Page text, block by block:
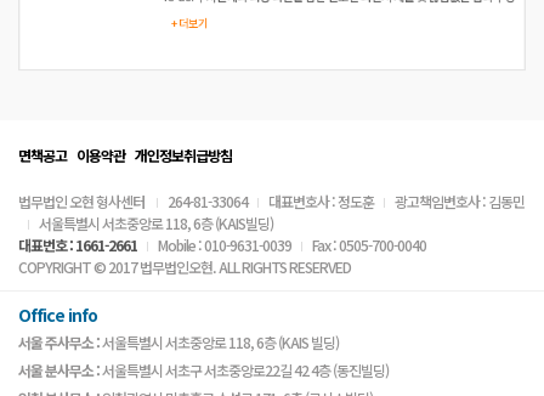
면책공고 이용약관 개인정보취급방침
법무법인 오현 형사센터 264-81-33064 대표변호사 : 정도훈
광고책임변호사 : 김동민
서울특별시 서초중앙로 118, 6층 (KAIS빌딩)
대표번호 : 1661-2661
Mobile : 010-9631-0039
Fax : 0505-700-0040
COPYRIGHT © 2017 법무법인오현. ALL RIGHTS RESERVED
Office info
서울 주사무소 :서울특별시 서초중앙로 118, 6층 (KAIS 빌딩)
서울 분사무소 :서울특별시 서초구 서초중앙로22길 42 4층 (동진빌딩)